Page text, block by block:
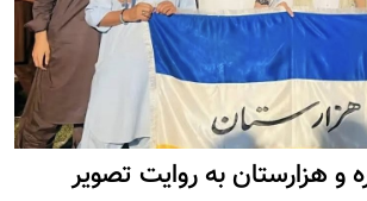
و هزارستان به روایت تصویر